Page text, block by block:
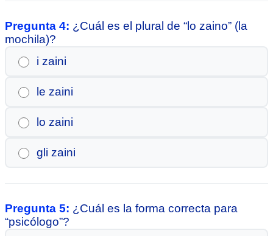
Pregunta 4: ¿Cuál es el plural de “lo zaino” (la
mochila)?
i zaini
le zaini
lo zaini
gli zaini
Pregunta 5: ¿Cuál es la forma correcta para
“psicólogo”?